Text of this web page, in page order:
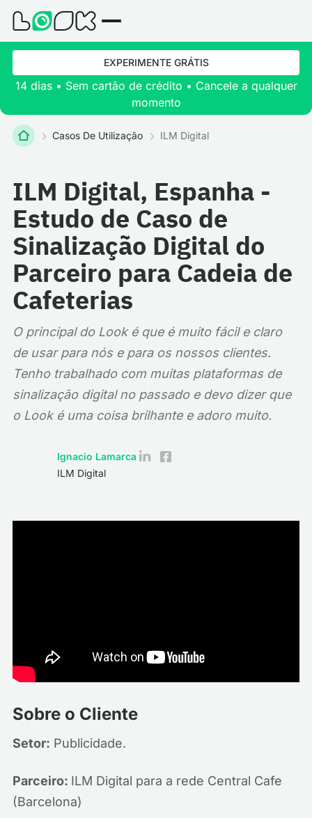
EXPERIMENTE GRÁTIS
14 dias • Sem cartão de crédito • Cancele a qualquer
momento
Casos De Utilização ILM Digital
ILM Digital, Espanha -
Estudo de Caso de
Sinalização Digital do
Parceiro para Cadeia de
Cafeterias
O principal do Look é que é muito fácil e claro
de usar para nós e para os nossos clientes.
Tenho trabalhado com muitas plataformas de
sinalização digital no passado e devo dizer que
o Look é uma coisa brilhante e adoro muito.
Ignacio Lamarca
ILM Digital
Sobre o Cliente
Setor: Publicidade.
Parceiro: ILM Digital para a rede Central Cafe
(Barcelona)